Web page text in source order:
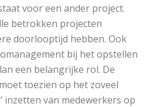
voor een ander project.
betrokken projecten
doorlooptijd hebben. Ook
bij het opstellen
een belangrijke rol. De
toezien op het zoveel
inzetten van medewerkers op